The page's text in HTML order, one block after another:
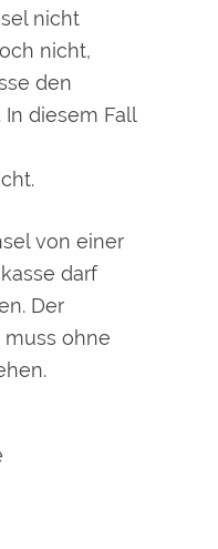
nicht
nicht,
den
diesem Fall
von einer
darf
Der
muss ohne